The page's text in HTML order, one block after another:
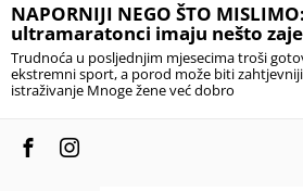
NAPORNIJI NEGO ŠTO
ultramaratonci imaju nešto
Trudnoća u posljednjim mjesecima troši
ekstremni sport, a porod može biti
istraživanje Mnoge žene već dobro